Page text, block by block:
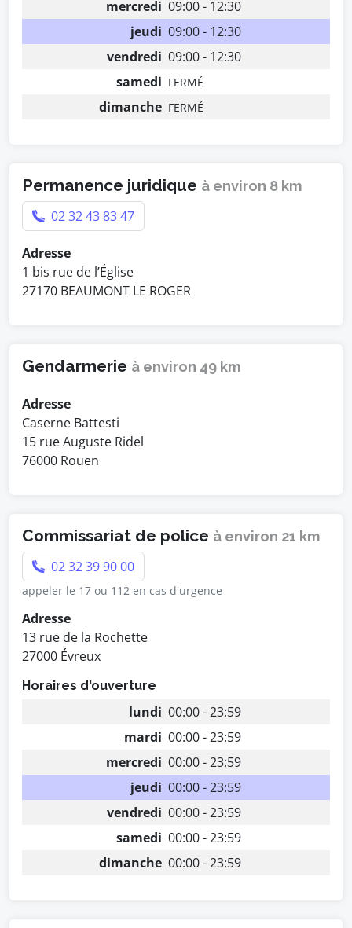
mercredi 09:00 - 12:30
jeudi 09:00 - 12:30
vendredi 09:00 - 12:30
samedi FERMÉ
dimanche FERMÉ
Permanence juridique à environ 8 km
02 32 43 83 47
Adresse
1 bis rue de l’Église
27170 BEAUMONT LE ROGER
Gendarmerie à environ 49 km
Adresse
Caserne Battesti
15 rue Auguste Ridel
76000 Rouen
Commissariat de police à environ 21 km
02 32 39 90 00
appeler le 17 ou 112 en cas d'urgence
Adresse
13 rue de la Rochette
27000 Évreux
Horaires d'ouverture
lundi 00:00 - 23:59
mardi 00:00 - 23:59
mercredi 00:00 - 23:59
jeudi 00:00 - 23:59
vendredi 00:00 - 23:59
samedi 00:00 - 23:59
dimanche 00:00 - 23:59